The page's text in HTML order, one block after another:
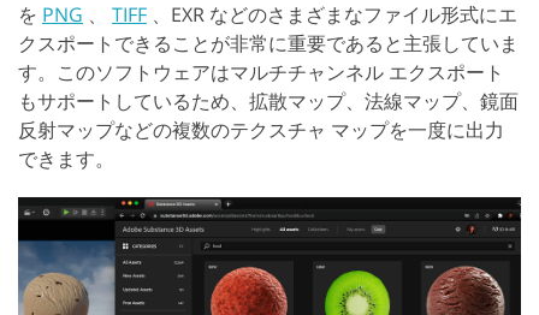
を PNG 、 TIFF 、EXR などのさまざまなファイル形式にエ
クスポートできることが非常に重要であると主張していま
す。このソフトウェアはマルチチャンネル エクスポート
もサポートしているため、拡散マップ、法線マップ、鏡面
反射マップなどの複数のテクスチャ マップを一度に出力
できます。